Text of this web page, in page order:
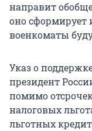
направит
оно сформирует
военкоматы
Указ о
президент
помимо
налоговых
льготных